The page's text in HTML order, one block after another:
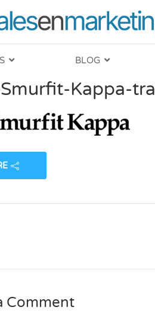
BLOG
Kappa-
Comment